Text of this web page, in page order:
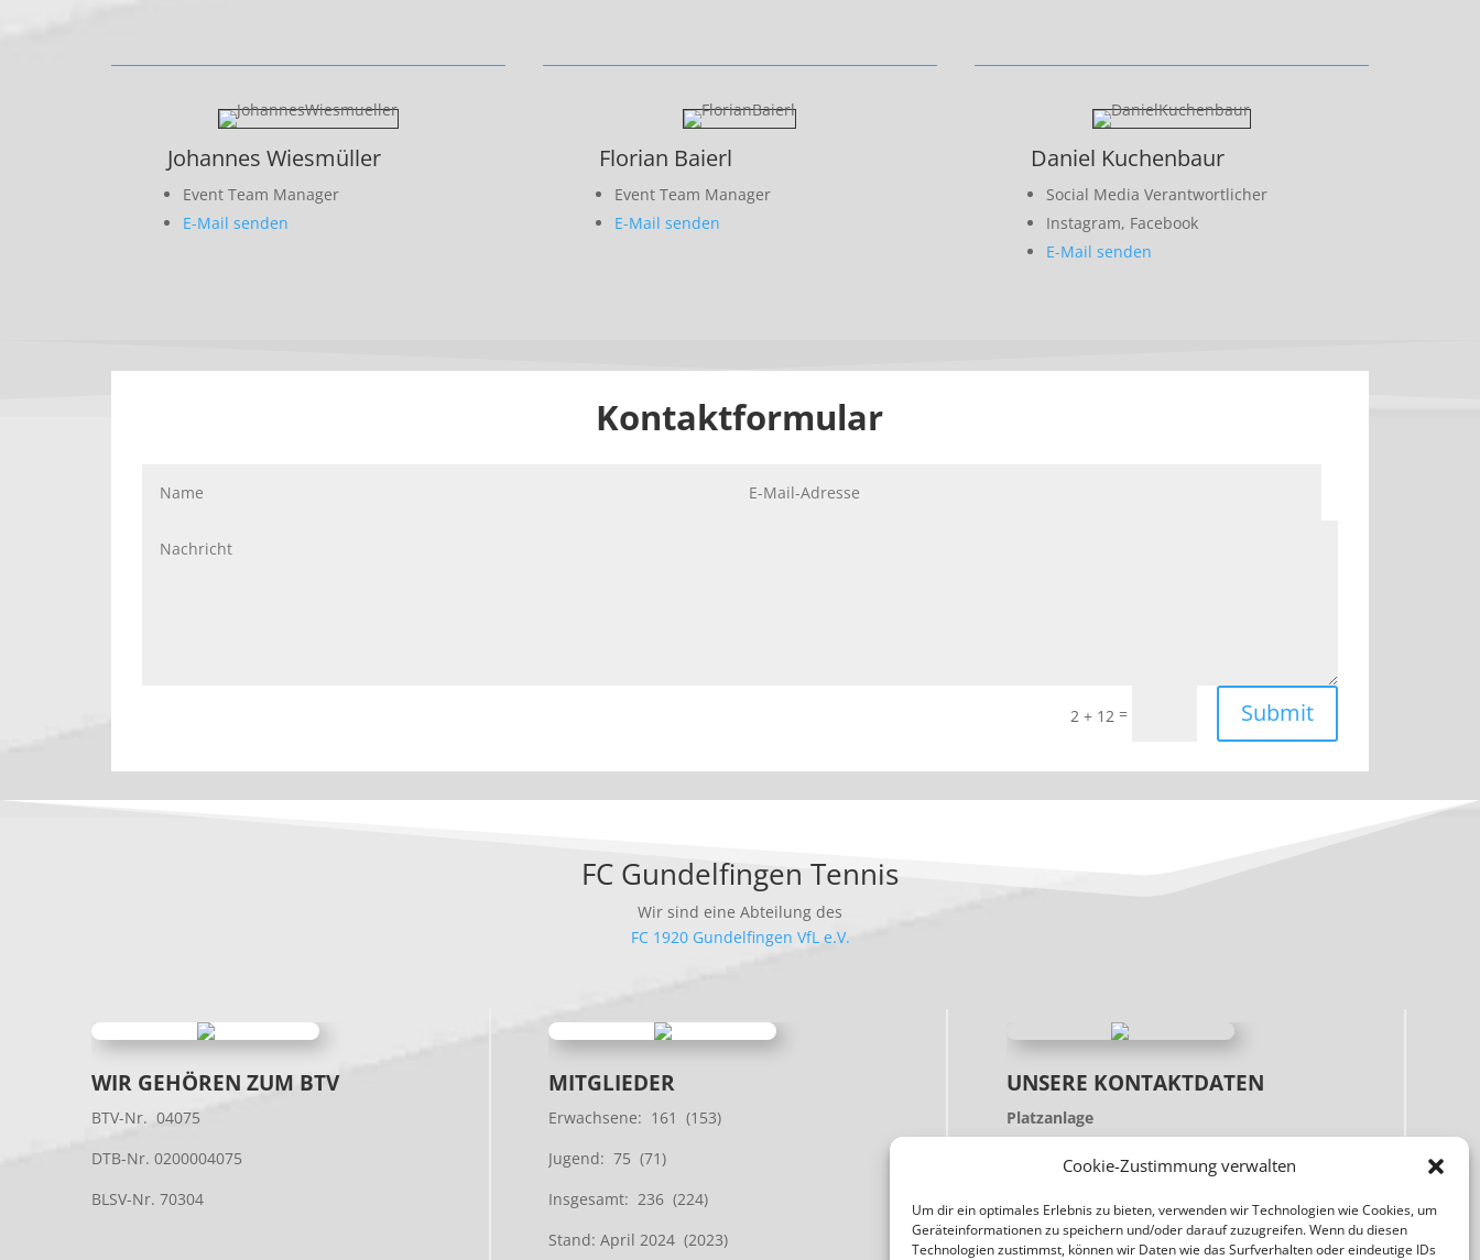
Cookie-Zustimmung verwalten
Um dir ein optimales Erlebnis zu bieten, verwenden wir Technologien wie Cookies, um
Geräteinformationen zu speichern und/oder darauf zuzugreifen. Wenn du diesen
Technologien zustimmst, können wir Daten wie das Surfverhalten oder eindeutige IDs
Johannes Wiesmüller
Event Team Manager
E-Mail senden
Florian Baierl
Event Team Manager
E-Mail senden
Daniel Kuchenbaur
Social Media Verantwortlicher
Instagram, Facebook
E-Mail senden
Kontaktformular
2 + 12 = Submit
FC Gundelfingen Tennis
Wir sind eine Abteilung des
FC 1920 Gundelfingen VfL e.V.
WIR GEHÖREN ZUM BTV
BTV-Nr. 04075
DTB-Nr. 0200004075
BLSV-Nr. 70304
MITGLIEDER
Erwachsene: 161 (153)
Jugend: 75 (71)
Insgesamt: 236 (224)
Stand: April 2024 (2023)
UNSERE KONTAKTDATEN
Platzanlage
Stadionstrasse 6
89423 Gundelfingen
Postadresse
Johann-Peter-Hebel-Str. 1